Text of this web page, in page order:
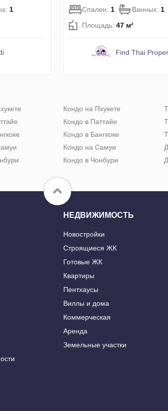
1
Спален: 1 Ванных: 1
Площадь: 47 м²
Find Thai
Кондо на Пхукете
Кондо в Паттайе
Кондо в Бангкоке
Кондо на Самуи
Кондо в Чонбури
НЕДВИЖИМОСТЬ
Новостройки
Строящиеся ЖК
Готовые ЖК
Квартиры
Пентхаусы
Виллы и дома
Коммерческая
Аренда
Земельные участки